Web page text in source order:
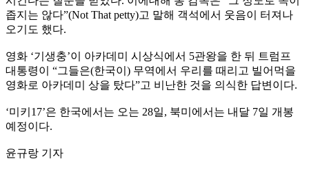
좁지는 않다”(Not That petty)고 말해 객석에서 웃음이 터져나
오기도 했다.
영화 ‘기생충’이 아카데미 시상식에서 5관왕을 한 뒤 트럼프
대통령이 “그들은(한국이) 무역에서 우리를 때리고 빌어먹을
영화로 아카데미 상을 탔다”고 비난한 것을 의식한 답변이다.
‘미키17’은 한국에서는 오는 28일, 북미에서는 내달 7일 개봉
예정이다.
윤규랑 기자